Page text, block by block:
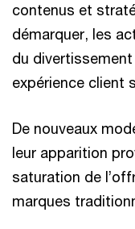
contenus et
démarquer, les
du
expérience client
De nouveaux
leur apparition
saturation de
marques